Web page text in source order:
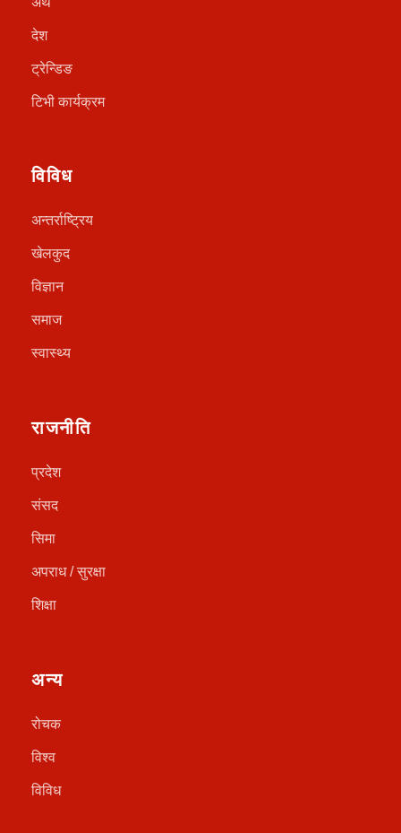
देश
ट्रेन्डिङ
टिभी कार्यक्रम
विविध
अन्तर्राष्ट्रिय
खेलकुद
विज्ञान
समाज
स्वास्थ्य
राजनीति
प्रदेश
संसद
सिमा
अपराध / सुरक्षा
शिक्षा
अन्य
रोचक
विश्व
विविध